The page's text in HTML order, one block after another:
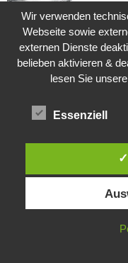
Die
9. Juli
Was ist
Die
3.
Diese Website verwendet
Website stimmst du der
Wir verwenden
Webseite sowie
externen Dienste
belieben aktivieren &
lesen Sie
Essenziell